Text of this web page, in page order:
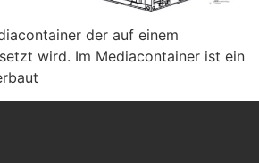
der auf einem
wird. Im Mediacontainer ist ein